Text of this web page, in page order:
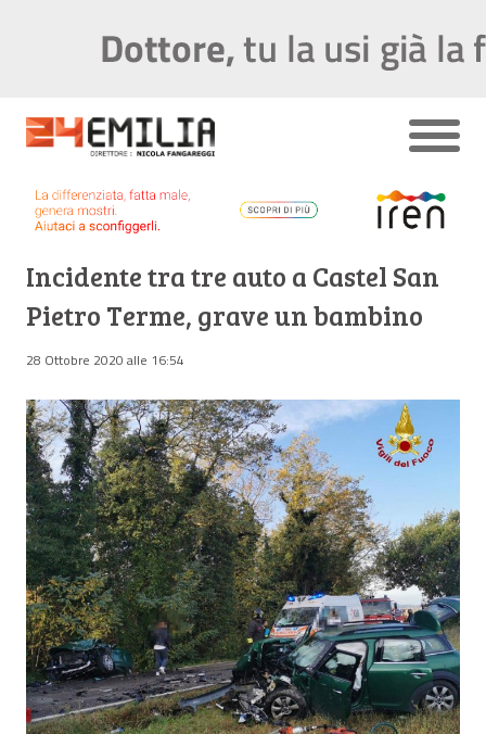
Incidente tra tre auto a Castel San
Pietro Terme, grave un bambino
28 Ottobre 2020 alle 16:54